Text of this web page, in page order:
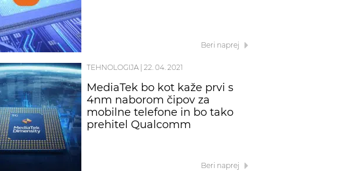
Beri naprej
TEHNOLOGIJA| 22. 04. 2021
MediaTek bo kot kaže prvi s
4nm naborom čipov za
mobilne telefone in bo tako
prehitel Qualcomm
Beri naprej